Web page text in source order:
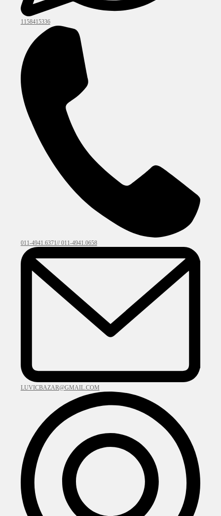
1158415336
011-4941.6371// 011-4941.0658
LUVICBAZAR@GMAIL.COM